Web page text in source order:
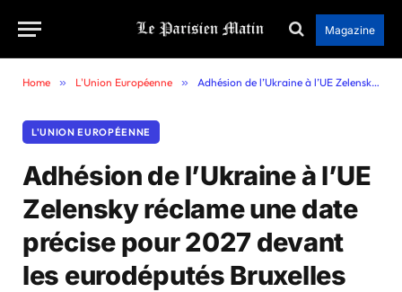
Magazine
Home » L'Union Européenne » Adhésion de l’Ukraine à l’UE Zelensky réclame une date précise pour 2027 devant les eurodéputés Bruxelles 2026
L'UNION EUROPÉENNE
Adhésion de l’Ukraine à l’UE
Zelensky réclame une date
précise pour 2027 devant
les eurodéputés Bruxelles